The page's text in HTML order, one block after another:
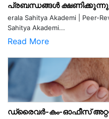
പ്രബന്ധങ്ങൾ ക്ഷണിക്കുന്നു
erala Sahitya Akademi | Peer-
Sahitya Akademi...
Read More
ഡ്രൈവർ-കം-ഓഫീസ്